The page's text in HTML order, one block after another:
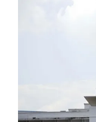
নানা সংকটে